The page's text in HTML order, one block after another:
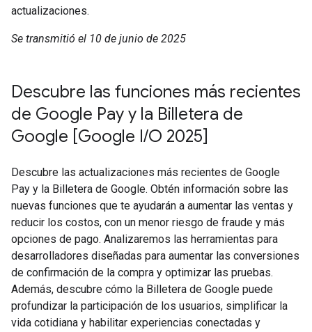
actualizaciones.
Se transmitió el 10 de junio de 2025
Descubre las funciones más recientes
de Google Pay y la Billetera de
Google [Google I/O 2025]
Descubre las actualizaciones más recientes de Google
Pay y la Billetera de Google. Obtén información sobre las
nuevas funciones que te ayudarán a aumentar las ventas y
reducir los costos, con un menor riesgo de fraude y más
opciones de pago. Analizaremos las herramientas para
desarrolladores diseñadas para aumentar las conversiones
de confirmación de la compra y optimizar las pruebas.
Además, descubre cómo la Billetera de Google puede
profundizar la participación de los usuarios, simplificar la
vida cotidiana y habilitar experiencias conectadas y